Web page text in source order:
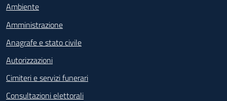
Ambiente
Amministrazione
Anagrafe e stato civile
Autorizzazioni
Cimiteri e servizi funerari
Consultazioni elettorali